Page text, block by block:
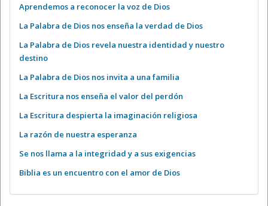
Aprendemos a reconocer la voz de Dios
La Palabra de Dios nos enseña la verdad de Dios
La Palabra de Dios revela nuestra identidad y nuestro
destino
La Palabra de Dios nos invita a una familia
La Escritura nos enseña el valor del perdón
La Escritura despierta la imaginación religiosa
La razón de nuestra esperanza
Se nos llama a la integridad y a sus exigencias
Biblia es un encuentro con el amor de Dios